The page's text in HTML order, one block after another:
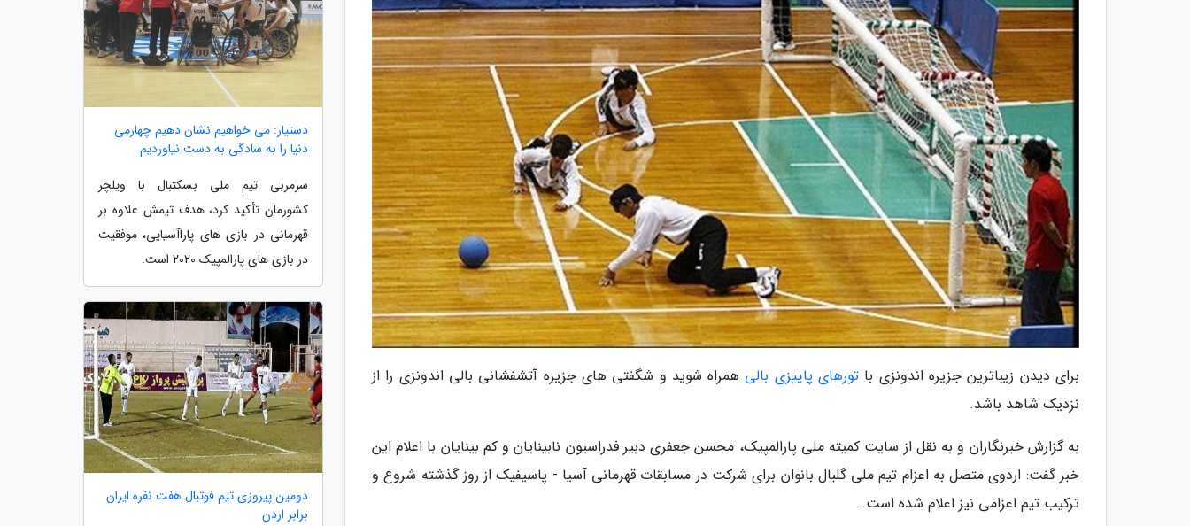
برای دیدن زیباترین جزیره اندونزی با تورهای پاییزی بالی همراه شوید و شگفتی های جزیره آتشفشانی بالی اندونزی را از
نزدیک شاهد باشد.
به گزارش خبرنگاران و به نقل از سایت کمیته ملی پارالمپیک، محسن جعفری دبیر فدراسیون نابینایان و کم بینایان با اعلام این
خبر گفت: اردوی متصل به اعزام تیم ملی گلبال بانوان برای شرکت در مسابقات قهرمانی آسیا - پاسیفیک از روز گذشته شروع و
ترکیب تیم اعزامی نیز اعلام شده است.
دستیار: می خواهیم نشان دهیم چهارمی
دنیا را به سادگی به دست نیاوردیم
سرمربی تیم ملی بسکتبال با ویلچر
کشورمان تأکید کرد، هدف تیمش علاوه بر
قهرمانی در بازی های پاراآسیایی، موفقیت
در بازی های پارالمپیک 2020 است.
دومین پیروزی تیم فوتبال هفت نفره ایران
برابر اردن